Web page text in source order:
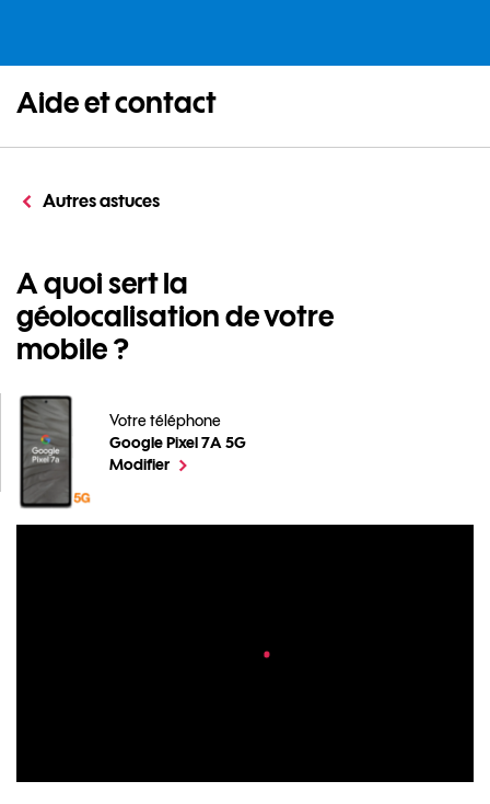
Aide et contact
Autres astuces
A quoi sert la
géolocalisation de votre
mobile ?
Votre téléphone
Google Pixel 7A 5G
A quoi sert la géolocalisation de votre mobile ? pour
Modifierle téléphone sélectionné